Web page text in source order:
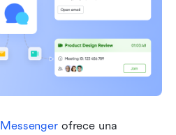
ofrece una